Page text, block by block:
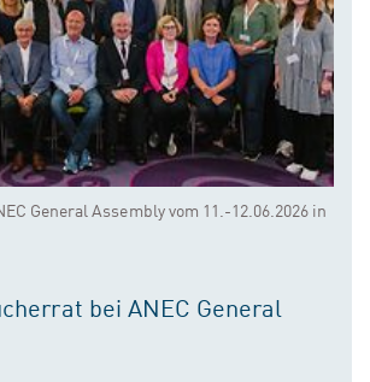
General Assembly vom 11.-12.06.2026 in
bei ANEC General